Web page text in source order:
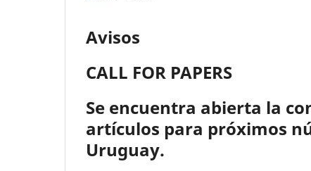
Avisos
CALL FOR PAPERS
Se encuentra abierta la
artículos para próximos
Uruguay.